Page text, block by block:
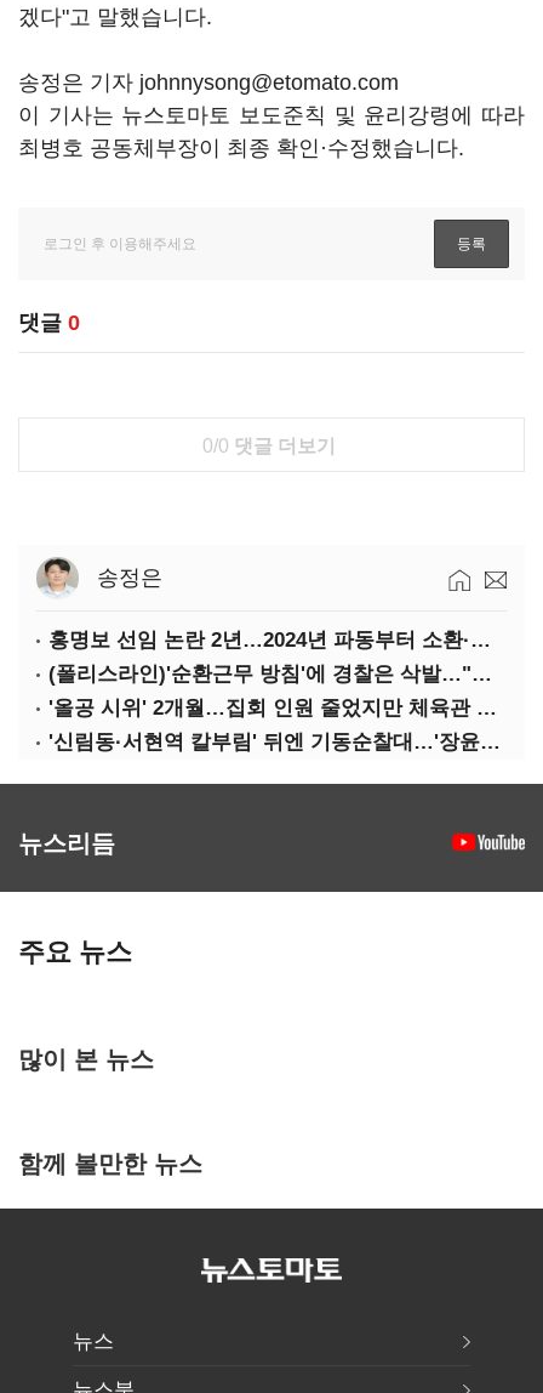
겠다"고 말했습니다.
송정은 기자 johnnysong@etomato.com
이 기사는 뉴스토마토 보도준칙 및 윤리강령에 따라
최병호 공동체부장이 최종 확인·수정했습니다.
댓글 0
0/0 댓글 더보기
송정은
홍명보 선임 논란 2년…2024년 파동부터 소환·압색까지
(폴리스라인)'순환근무 방침'에 경찰은 삭발…"베테랑·수사력 보강 먼저"
'올공 시위' 2개월…집회 인원 줄었지만 체육관 봉쇄 계속
'신림동·서현역 칼부림' 뒤엔 기동순찰대…'장윤기 은폐·조작' 후엔 내부비리수사대
뉴스리듬
주요 뉴스
많이 본 뉴스
함께 볼만한 뉴스
뉴스